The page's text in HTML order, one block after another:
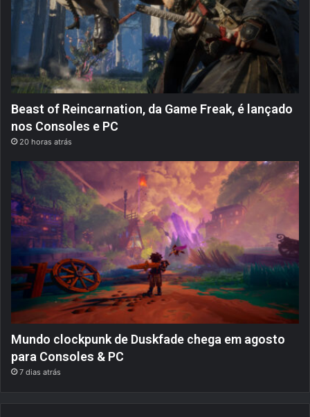
Beast of Reincarnation, da Game Freak, é lançado
nos Consoles e PC
20 horas atrás
Mundo clockpunk de Duskfade chega em agosto
para Consoles & PC
7 dias atrás